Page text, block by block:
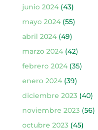
junio 2024(43)
mayo 2024(55)
abril 2024(49)
marzo 2024(42)
febrero 2024(35)
enero 2024(39)
diciembre 2023(40)
noviembre 2023(56)
octubre 2023(45)